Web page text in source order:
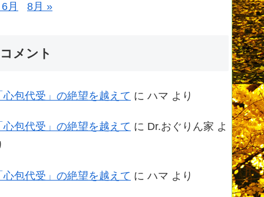
月 8月 »
コメント
心包代受」の絶望を越えて に ハマ より
心包代受」の絶望を越えて に Dr.おぐりん家 よ
心包代受」の絶望を越えて に ハマ より